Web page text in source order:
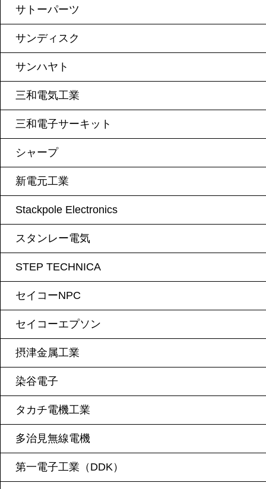
サトーパーツ
サンディスク
サンハヤト
三和電気工業
三和電子サーキット
シャープ
新電元工業
Stackpole Electronics
スタンレー電気
STEP TECHNICA
セイコーNPC
セイコーエプソン
摂津金属工業
染谷電子
タカチ電機工業
多治見無線電機
第一電子工業（DDK）